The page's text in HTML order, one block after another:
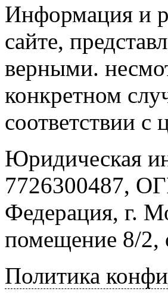
Информация и
сайте,
верными.
конкретном
соответствии с
Юридическая
7726300487,
Федерация, г.
помещение 8/2,
Политика